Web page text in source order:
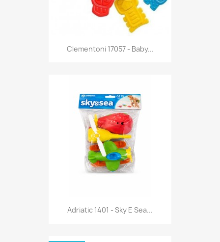
Anteprima
Clementoni 17057 - Baby...
Anteprima
Adriatic 1401 - Sky E Sea...